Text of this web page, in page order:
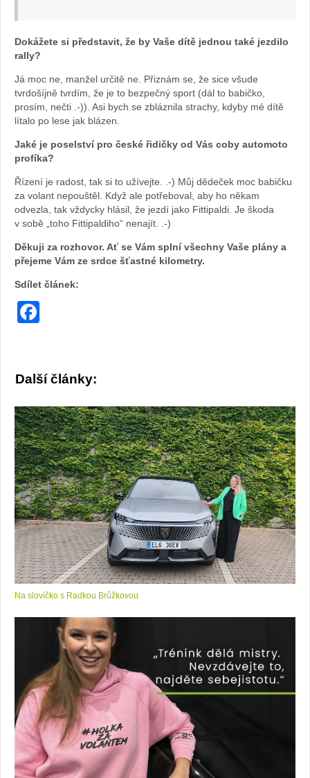
Dokážete si představit, že by Vaše dítě jednou také jezdilo
rally?
Já moc ne, manžel určitě ne. Přiznám se, že sice všude
tvrdošíjně tvrdím, že je to bezpečný sport (dál to babičko,
prosím, nečti .-)). Asi bych se zbláznila strachy, kdyby mé dítě
lítalo po lese jak blázen.
Jaké je poselství pro české řidičky od Vás coby automoto
profíka?
Řízení je radost, tak si to užívejte. .-) Můj dědeček moc babičku
za volant nepouštěl. Když ale potřeboval, aby ho někam
odvezla, tak vždycky hlásil, že jezdí jako Fittipaldi. Je škoda
v sobě „toho Fittipaldiho“ nenajít. .-)
Děkuji za rozhovor. Ať se Vám splní všechny Vaše plány a
přejeme Vám ze srdce šťastné kilometry.
Sdílet článek:
Další články:
Na slovíčko s Radkou Brůžkovou